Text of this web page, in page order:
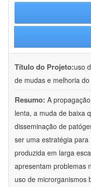
Título do Projeto:uso
de mudas e melhoria
Resumo: A
lenta, a muda de baixa
disseminação de
ser uma estratégia
produzida em larga
apresentam problemas
uso de microrganismos